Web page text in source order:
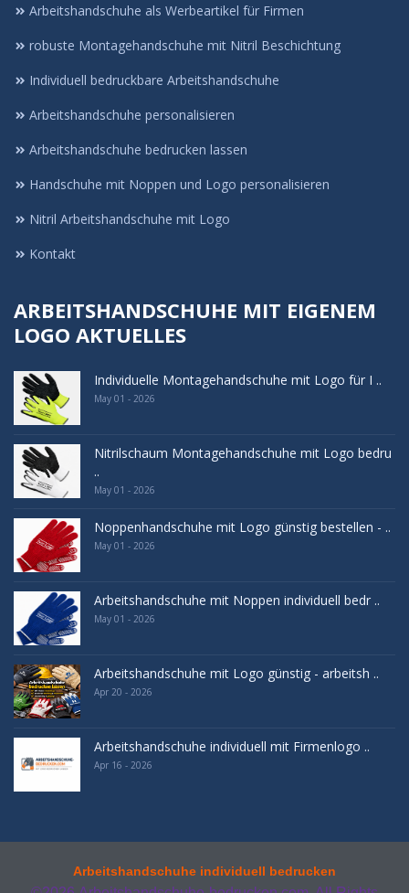
Arbeitshandschuhe als Werbeartikel für Firmen
robuste Montagehandschuhe mit Nitril Beschichtung
Individuell bedruckbare Arbeitshandschuhe
Arbeitshandschuhe personalisieren
Arbeitshandschuhe bedrucken lassen
Handschuhe mit Noppen und Logo personalisieren
Nitril Arbeitshandschuhe mit Logo
Kontakt
ARBEITSHANDSCHUHE MIT EIGENEM
LOGO AKTUELLES
Individuelle Montagehandschuhe mit Logo für I ..
May 01 - 2026
Nitrilschaum Montagehandschuhe mit Logo bedru
..
May 01 - 2026
Noppenhandschuhe mit Logo günstig bestellen - ..
May 01 - 2026
Arbeitshandschuhe mit Noppen individuell bedr ..
May 01 - 2026
Arbeitshandschuhe mit Logo günstig - arbeitsh ..
Apr 20 - 2026
Arbeitshandschuhe individuell mit Firmenlogo ..
Apr 16 - 2026
Arbeitshandschuhe individuell bedrucken